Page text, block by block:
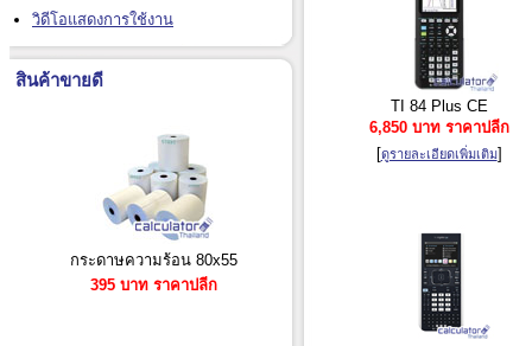
วิดีโอแสดงการใช้งาน
สินค้าขายดี
กระดาษความร้อน 80x55
395 บาท ราคาปลีก
TI 84 Plus CE
6,850 บาท ราคาปลีก
[ดูรายละเอียดเพิ่มเติม]